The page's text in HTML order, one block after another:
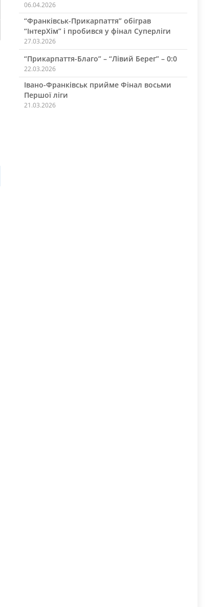
06.04.2026
“Франківськ-Прикарпаття” обіграв
“ІнтерХім” і пробився у фінал Суперліги
27.03.2026
“Прикарпаття-Благо” – “Лівий Берег” – 0:0
22.03.2026
Івано-Франківськ прийме Фінал восьми
Першої ліги
21.03.2026